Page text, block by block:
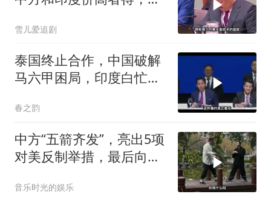
雪儿爱追剧
泰国终止合作，中国破解
马六甲困局，印度白忙一
春之韵
中方“五箭齐发”，亮出5项
对美反制举措，最后向美
音乐时光的娱乐